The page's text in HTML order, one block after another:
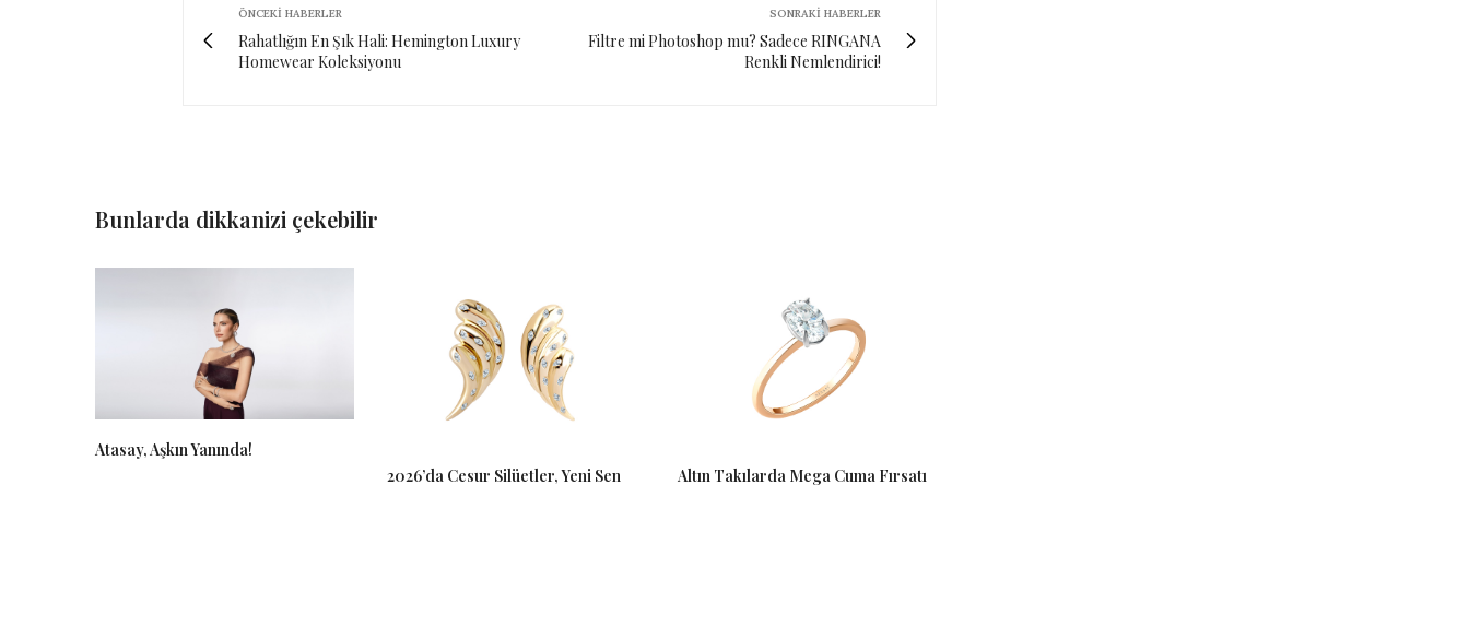
ÖNCEKI HABERLER
Rahatlığın En Şık Hali: Hemington Luxury
Homewear Koleksiyonu
SONRAKI HABERLER
Filtre mi Photoshop mu? Sadece RINGANA
Renkli Nemlendirici!
Bunlarda dikkanizi çekebilir
Atasay, Aşkın Yanında!
2026’da Cesur Silüetler, Yeni Sen
Altın Takılarda Mega Cuma Fırsatı